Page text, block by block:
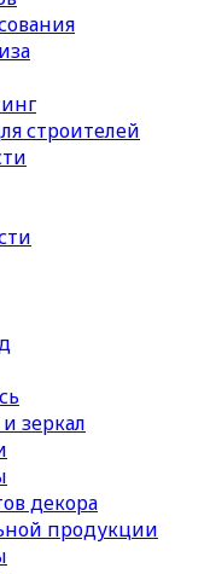
строителей
зеркал
декора
продукции